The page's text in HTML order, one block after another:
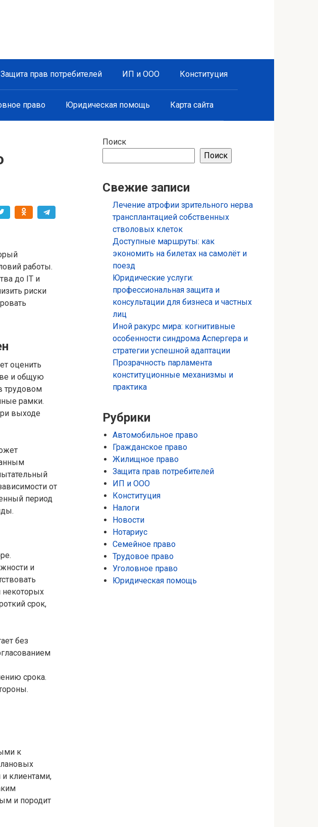
Защита прав потребителей ИП и ООО Конституция
право Юридическая помощь Карта сайта
работы.
до IT и
риски
оценить
и общую
трудовом
рамки.
выходе
от
период
и
некоторых
срок,
без
срока.
к
клиентами,
и породит
Поиск
Поиск
Свежие записи
Лечение атрофии зрительного нерва
трансплантацией собственных
стволовых клеток
Доступные маршруты: как
экономить на билетах на самолёт и
поезд
Юридические услуги:
профессиональная защита и
консультации для бизнеса и частных
лиц
Иной ракурс мира: когнитивные
особенности синдрома Аспергера и
стратегии успешной адаптации
Прозрачность парламента
конституционные механизмы и
практика
Рубрики
Автомобильное право
Гражданское право
Жилищное право
Защита прав потребителей
ИП и ООО
Конституция
Налоги
Новости
Нотариус
Семейное право
Трудовое право
Уголовное право
Юридическая помощь